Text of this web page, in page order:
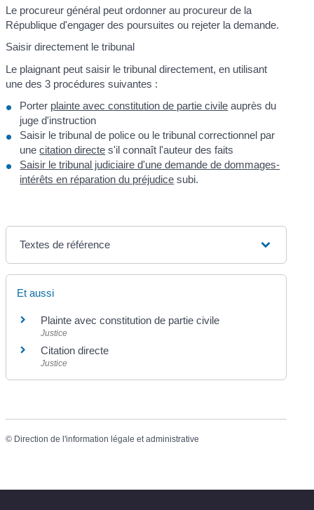
Le procureur général peut ordonner au procureur de la
République d'engager des poursuites ou rejeter la demande.
Saisir directement le tribunal
Le plaignant peut saisir le tribunal directement, en utilisant
une des 3 procédures suivantes :
Porter plainte avec constitution de partie civile auprès du
juge d'instruction
Saisir le tribunal de police ou le tribunal correctionnel par
unecitation directe s'il connaît l'auteur des faits
Saisir le tribunal judiciaire d'une demande de dommages-
intérêts en réparation du préjudice subi.
Textes de référence
Et aussi
Plainte avec constitution de partie civile
Justice
Citation directe
Justice
© Direction de l'information légale et administrative